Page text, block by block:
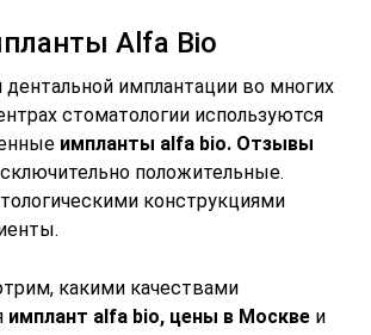
Alfa Bio
имплантации во многих
стоматологии используются
импланты alfa bio. Отзывы
положительные.
конструкциями
какими качествами
имплант alfa bio, цены в Москве и